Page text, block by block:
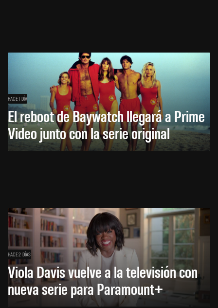
HACE 1 DÍA
El reboot de Baywatch llegará a Prime
Video junto con la serie original
HACE 2 DÍAS
Viola Davis vuelve a la televisión con
nueva serie para Paramount+